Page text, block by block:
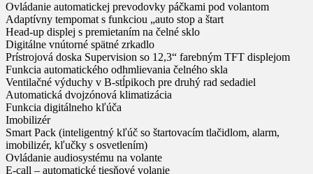
Ovládanie automatickej prevodovky páčkami pod volantom
Adaptívny tempomat s funkciou „auto stop a štart
Head-up displej s premietaním na čelné sklo
Digitálne vnútorné spätné zrkadlo
Prístrojová doska Supervision so 12,3“ farebným TFT displejom
Funkcia automatického odhmlievania čelného skla
Ventilačné výduchy v B-stĺpikoch pre druhý rad sedadiel
Automatická dvojzónová klimatizácia
Funkcia digitálneho kľúča
Imobilizér
Smart Pack (inteligentný kľúč so štartovacím tlačidlom, alarm,
imobilizér, kľučky s osvetlením)
Ovládanie audiosystému na volante
E-call – automatické tiesňové volanie